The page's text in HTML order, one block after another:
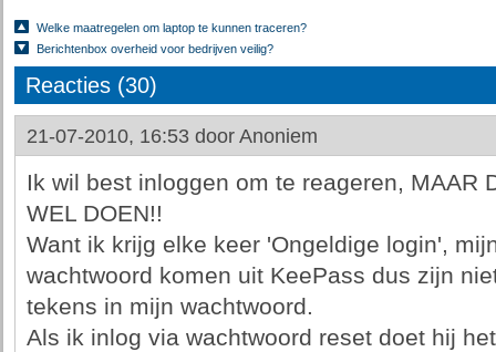
Welke maatregelen om laptop te kunnen traceren?
Berichtenbox overheid voor bedrijven veilig?
Reacties (30)
21-07-2010, 16:53 door Anoniem
Ik wil best inloggen om te reageren, MAAR
WEL DOEN!!
Want ik krijg elke keer 'Ongeldige login',
wachtwoord komen uit KeePass dus zijn
tekens in mijn wachtwoord.
Als ik inlog via wachtwoord reset doet hij